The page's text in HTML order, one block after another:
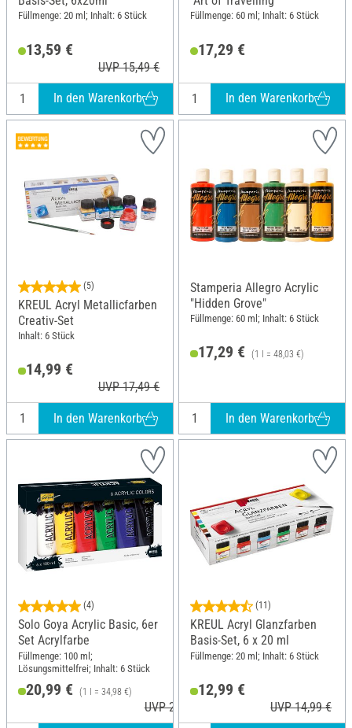
Füllmenge: 20 ml; Inhalt: 6 Stück
13,59 €
UVP 15,49 €
In den Warenkorb
Füllmenge: 60 ml; Inhalt: 6 Stück
17,29 €
In den Warenkorb
(5)
KREUL Acryl Metallicfarben
Creativ-Set
Inhalt: 6 Stück
14,99 €
UVP 17,49 €
In den Warenkorb
Stamperia Allegro Acrylic
"Hidden Grove"
Füllmenge: 60 ml; Inhalt: 6 Stück
17,29 € (1 l = 48,03 €)
In den Warenkorb
(4)
Solo Goya Acrylic Basic, 6er
Set Acrylfarbe
Füllmenge: 100 ml;
Lösungsmittelfrei; Inhalt: 6 Stück
20,99 € (1 l = 34,98 €)
UVP 24,99 €
(11)
KREUL Acryl Glanzfarben
Basis-Set, 6 x 20 ml
Füllmenge: 20 ml; Inhalt: 6 Stück
12,99 €
UVP 14,99 €